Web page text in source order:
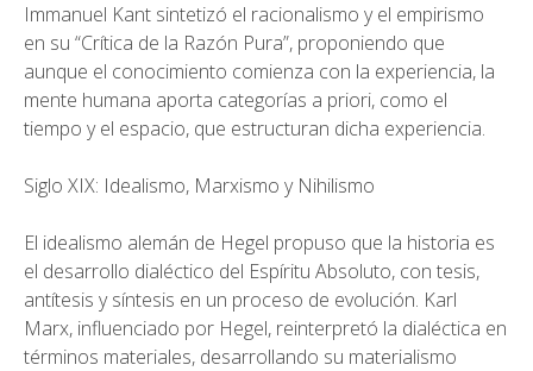
Immanuel Kant sintetizó el racionalismo y el empirismo
en su “Crítica de la Razón Pura”, proponiendo que
aunque el conocimiento comienza con la experiencia, la
mente humana aporta categorías a priori, como el
tiempo y el espacio, que estructuran dicha experiencia.
Siglo XIX: Idealismo, Marxismo y Nihilismo
El idealismo alemán de Hegel propuso que la historia es
el desarrollo dialéctico del Espíritu Absoluto, con tesis,
antítesis y síntesis en un proceso de evolución. Karl
Marx, influenciado por Hegel, reinterpretó la dialéctica en
términos materiales, desarrollando su materialismo